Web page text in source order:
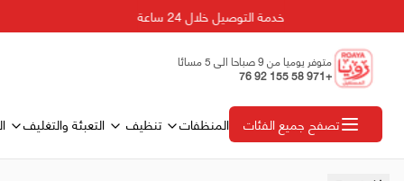
خدمة التوصيل خلال 24 ساعة
متوفر يوميا من 9 صباحا الى 5 مسائا
+971 58 155 92 76
تصفح جميع الفئات المنظفات تنظيف التعبئة والتغليف